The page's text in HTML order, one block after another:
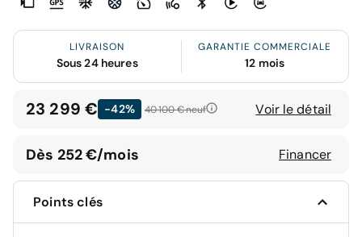
LIVRAISON
Sous 24 heures
GARANTIE COMMERCIALE
12 mois
23 299 € -42% 40 100 €neuf Voir le détail
Dès 252 €/mois Financer
Points clés